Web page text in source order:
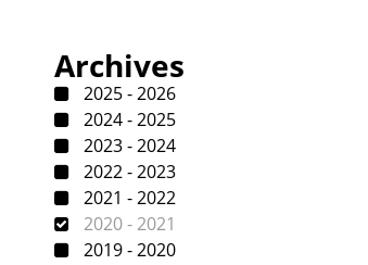
Archives
2025 - 2026
2024 - 2025
2023 - 2024
2022 - 2023
2021 - 2022
2020 - 2021
2019 - 2020